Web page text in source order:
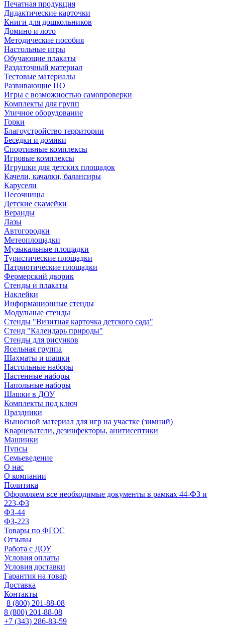
Печатная продукция
Дидактические карточки
Книги для дошкольников
Домино и лото
Методические пособия
Настольные игры
Обучающие плакаты
Раздаточный материал
Тестовые материалы
Развивающие ПО
Игры с возможностью самопроверки
Комплекты для групп
Уличное оборудование
Горки
Благоустройство территории
Беседки и домики
Спортивные комплексы
Игровые комплексы
Игрушки для детских площадок
Качели, качалки, балансиры
Карусели
Песочницы
Детские скамейки
Веранды
Лазы
Автогородки
Метеоплощадки
Музыкальные площадки
Туристические площадки
Патриотические площадки
Фермерский дворик
Стенды и плакаты
Наклейки
Информационные стенды
Модульные стенды
Стенды "Визитная карточка детского сада"
Стенд "Календарь природы"
Стенды для рисунков
Ясельная группа
Шахматы и шашки
Настольные наборы
Настенные наборы
Напольные наборы
Шашки в ДОУ
Комплекты под ключ
Праздники
Выносной материал для игр на участке (зимний)
Кварцеватели, дезинфекторы, анитисептики
Машинки
Пупсы
Семьеведение
О нас
О компании
Политика
Оформляем все необходимые документы в рамках 44-ФЗ и
223-ФЗ
ФЗ-44
ФЗ-223
Товары по ФГОС
Отзывы
Работа с ДОУ
Условия оплаты
Условия доставки
Гарантия на товар
Доставка
Контакты
8 (800) 201-88-08
8 (800) 201-88-08
+7 (343) 286-83-59